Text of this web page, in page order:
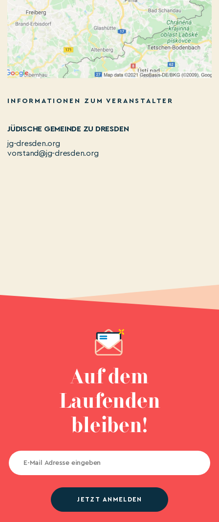
INFORMATIONEN ZUM VERANSTALTER
JÜDISCHE GEMEINDE ZU DRESDEN
jg-dresden.org
vorstand@jg-dresden.org
Auf dem
Laufenden
bleiben!
JETZT ANMELDEN